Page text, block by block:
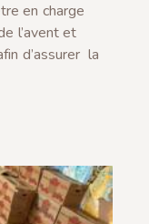
en charge
l’avent et
d’assurer la